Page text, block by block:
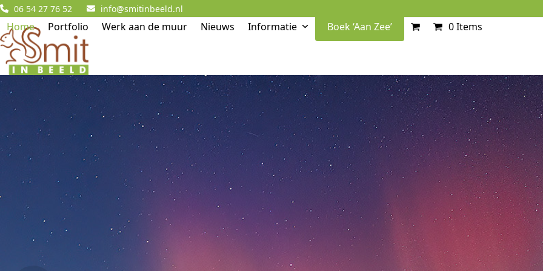
Skip
to
content
06 54 27 76 52 info@smitinbeeld.nl
Home Portfolio Werk aan de muur Nieuws Informatie Boek ‘Aan Zee’ 0 Items